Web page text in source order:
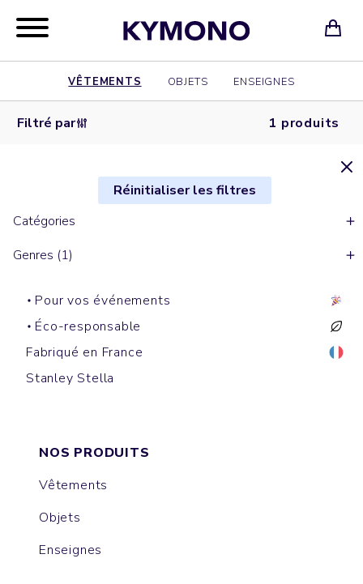
VÊTEMENTS OBJETS ENSEIGNES
Filtré par 1 produits
Réinitialiser les filtres
Catégories
Genres (1)
Pour vos événements
Éco-responsable
Fabriqué en France
Stanley Stella
T-shirts manches courtes
CREATOR
NOS PRODUITS
Vêtements
Objets
Enseignes